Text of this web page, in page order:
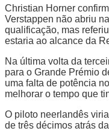
Christian Horner
Verstappen não abriu
qualificação, mas
estaria ao alcance da
Na última volta da
para o Grande Prémio
uma falta de potência
melhorar o tempo que
O piloto neerlandês
de três décimos atrás